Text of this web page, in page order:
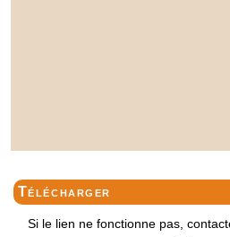
Télécharger
Si le lien ne fonctionne pas,